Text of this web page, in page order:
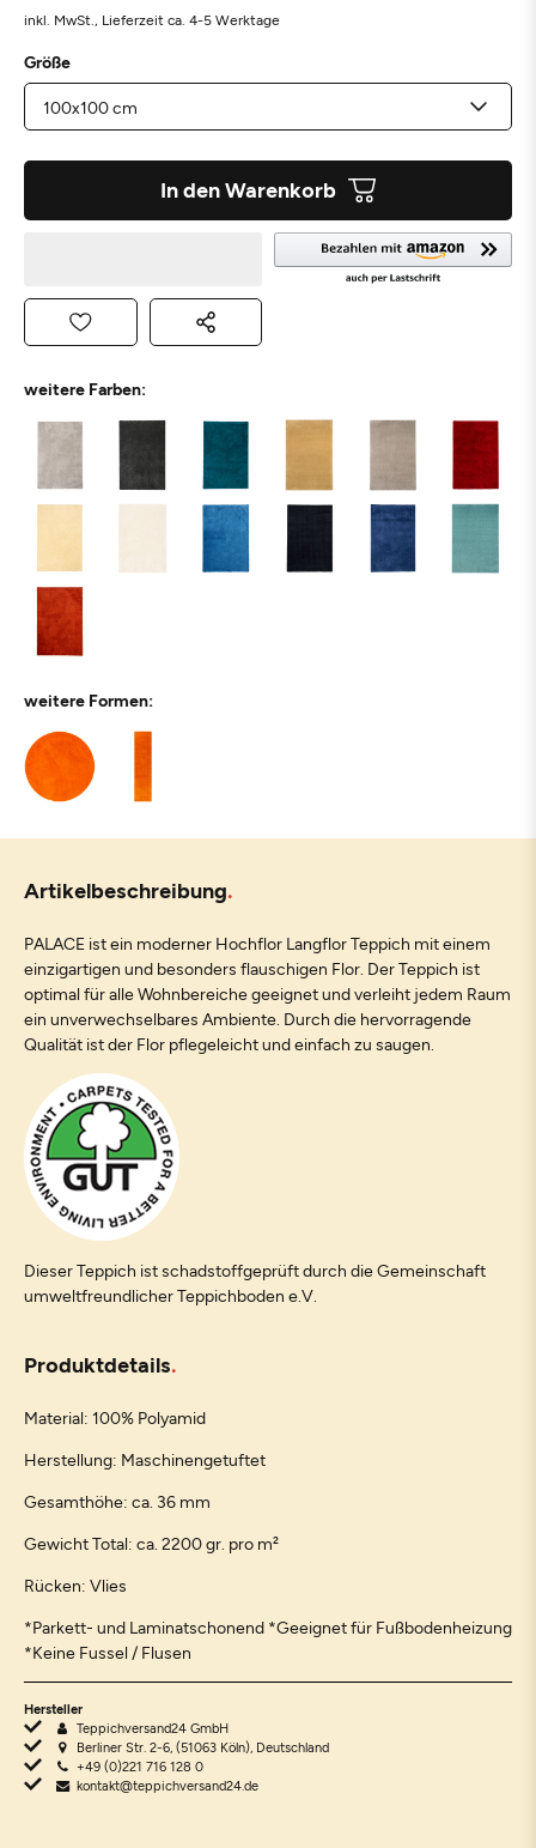
inkl. MwSt., Lieferzeit ca. 4-5 Werktage
Größe
In den Warenkorb
weitere Farben:
weitere Formen:
Artikelbeschreibung
PALACE ist ein moderner Hochflor Langflor Teppich mit einem
einzigartigen und besonders flauschigen Flor. Der Teppich ist
optimal für alle Wohnbereiche geeignet und verleiht jedem Raum
ein unverwechselbares Ambiente. Durch die hervorragende
Qualität ist der Flor pflegeleicht und einfach zu saugen.
Dieser Teppich ist schadstoffgeprüft durch die Gemeinschaft
umweltfreundlicher Teppichboden e.V.
Produktdetails
Material: 100% Polyamid
Herstellung: Maschinengetuftet
Gesamthöhe: ca. 36 mm
Gewicht Total: ca. 2200 gr. pro m²
Rücken: Vlies
*Parkett- und Laminatschonend *Geeignet für Fußbodenheizung
*Keine Fussel / Flusen
Hersteller
Teppichversand24 GmbH
Berliner Str. 2-6, (51063 Köln), Deutschland
+49 (0)221 716 128 0
kontakt@teppichversand24.de